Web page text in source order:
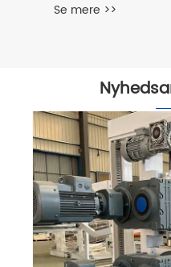
plastekstruder
Se mere >>